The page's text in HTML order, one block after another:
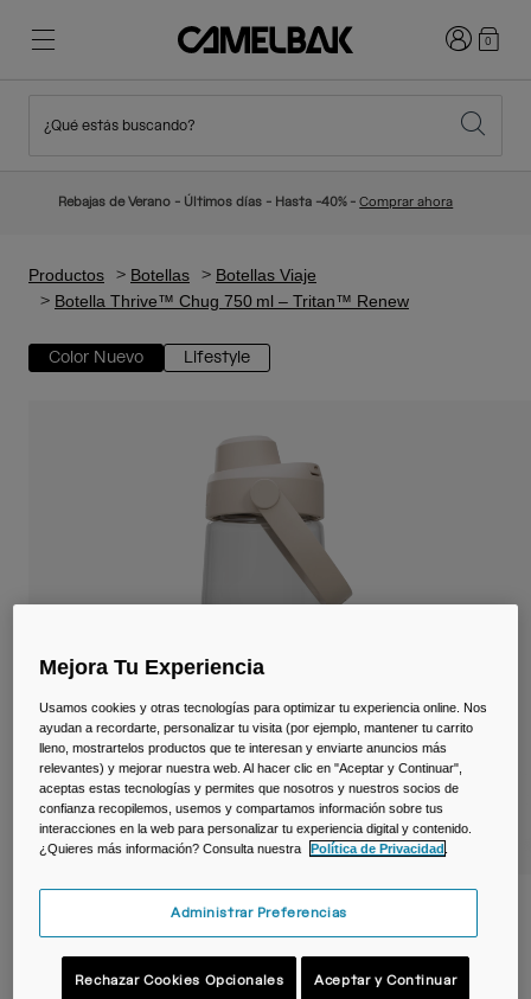
Novedades
Mochilas Hidratación
Bolsas Bici
Bolsas Hidratación
Accessorios
Ver todo
Senderismo
Viajar y estilo de vida
Adiós a los desechables
Iniciar0
¿Qué estás buscando?
Rebajas de Verano - Últimos días - Hasta -40% -Comprar ahora
Productos Botellas
Botellas Viaje
Botella Thrive™ Chug 750 ml – Tritan™ Renew
Color Nuevo Lifestyle
Botella Thrive™ Chug 750 ml – Tritan™
Renew
N.º de artículo38666-012-OS
Mejora Tu Experiencia
Usamos cookies y otras tecnologías para optimizar tu experiencia online. Nos
ayudan a recordarte, personalizar tu visita (por ejemplo, mantener tu carrito
lleno, mostrartelos productos que te interesan y enviarte anuncios más
relevantes) y mejorar nuestra web. Al hacer clic en "Aceptar y Continuar",
aceptas estas tecnologías y permites que nosotros y nuestros socios de
confianza recopilemos, usemos y compartamos información sobre tus
interacciones en la web para personalizar tu experiencia digital y contenido.
¿Quieres más información? Consulta nuestra
Política de Privacidad
Administrar Preferencias
Rechazar Cookies Opcionales Aceptar y Continuar